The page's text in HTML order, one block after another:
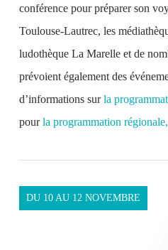
conférence pour préparer son
Toulouse-Lautrec, les
ludothèque La Marelle et de
prévoient également des
d’informations surla
pourla programmation régionale,
DU 10 AU 12 NOVEMBRE